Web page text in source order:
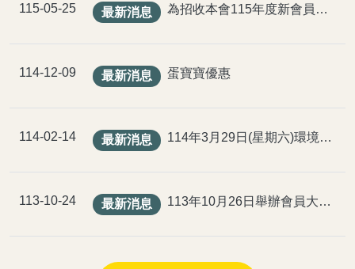
會員登出
115-05-25 最新消息 為招收本會115年度新會員及辦理114年度以前舊會員繳交 會費等相關事宜，請惠予轉知貴屬同仁踴躍參加乙案，請 查照。
114-12-09 最新消息 蛋寶寶優惠
114-02-14 最新消息 114年3月29日(星期六)環境教育活動計畫
113-10-24 最新消息 113年10月26日舉辦會員大會會暨親子健行活動